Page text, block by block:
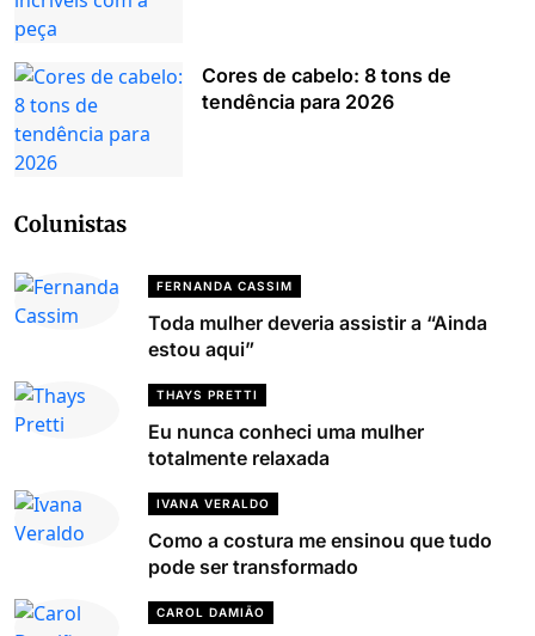
Cores de cabelo: 8 tons de
tendência para 2026
Colunistas
FERNANDA CASSIM
Toda mulher deveria assistir a “Ainda
estou aqui”
THAYS PRETTI
Eu nunca conheci uma mulher
totalmente relaxada
IVANA VERALDO
Como a costura me ensinou que tudo
pode ser transformado
CAROL DAMIÃO